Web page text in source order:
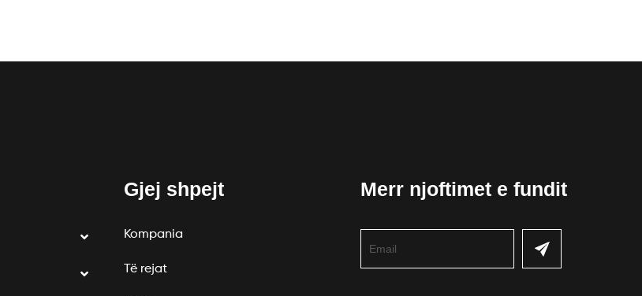
Gjej shpejt
Kompania
Të rejat
Merr njoftimet e fundit